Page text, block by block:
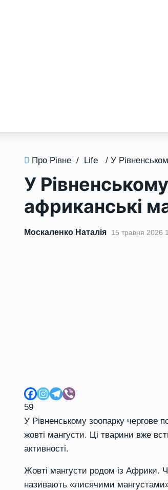
Про Рівне / Life
У
африканські
Москаленко Наталія 15 травня 2026
59
У Рівненському зоопарку
жовті мангусти. Ці тварини вже
активності.
Жовті мангусти родом із Африки.
називають «лисячими